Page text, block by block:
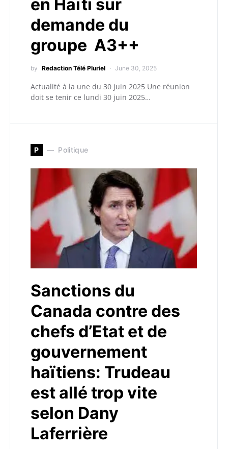
en Haïti sur
demande du
groupe A3++
by Redaction Télé Pluriel June 30, 2025
Actualité à la une du 30 juin 2025 Une réunion
doit se tenir ce lundi 30 juin 2025…
P Politique
Sanctions du
Canada contre des
chefs d’Etat et de
gouvernement
haïtiens: Trudeau
est allé trop vite
selon Dany
Laferrière